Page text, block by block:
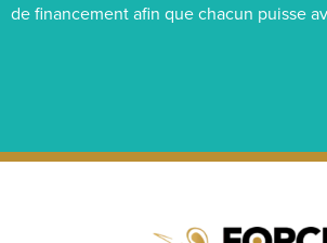
de financement afin que chacun puisse